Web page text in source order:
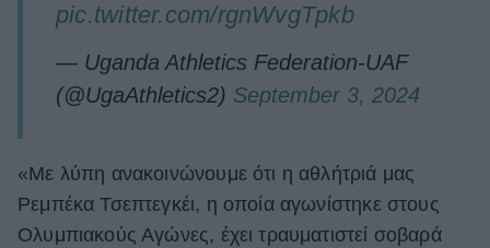
pic.twitter.com/rgnWvgTpkb
— Uganda Athletics Federation-UAF
(@UgaAthletics2) September 3, 2024
«Με λύπη ανακοινώνουμε ότι η αθλήτριά μας
Ρεμπέκα Τσεπτεγκέι, η οποία αγωνίστηκε στους
Ολυμπιακούς Αγώνες, έχει τραυματιστεί σοβαρά